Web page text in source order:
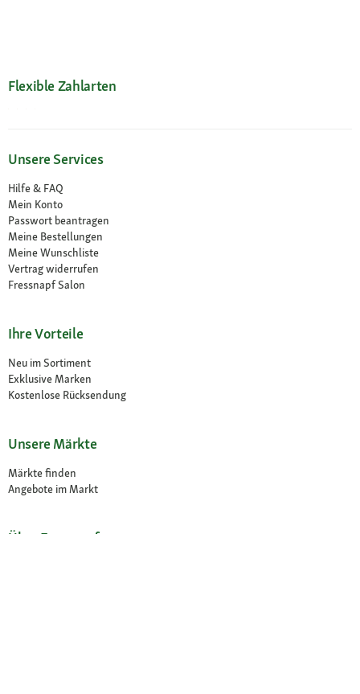
Flexible Zahlarten
Unsere Services
Hilfe & FAQ
Mein Konto
Passwort beantragen
Meine Bestellungen
Meine Wunschliste
Vertrag widerrufen
Fressnapf Salon
Ihre Vorteile
Neu im Sortiment
Exklusive Marken
Kostenlose Rücksendung
Unsere Märkte
Märkte finden
Angebote im Markt
Über Fressnapf